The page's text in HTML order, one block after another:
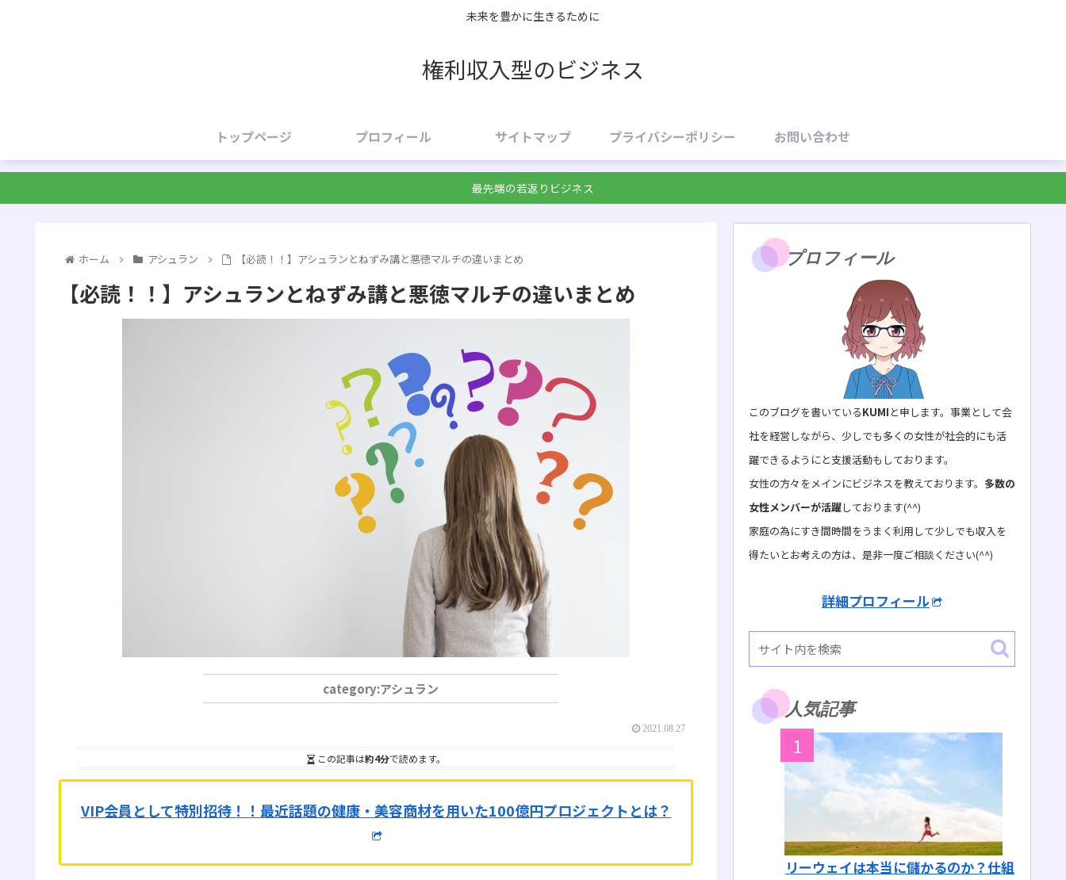
未来を豊かに生きるために
権利収入型のビジネス
トップページ プロフィール サイトマップ プライバシーポリシー お問い合わせ
最先端の若返りビジネス
ホーム アシュラン 【必読！！】アシュランとねずみ講と悪徳マルチの違いまとめ
【必読！！】アシュランとねずみ講と悪徳マルチの違いまとめ
アシュラン
2021.08.27
この記事は約4分で読めます。
VIP会員として特別招待！！ 最近話題の健康・美容商材を用いた100億円プロジェクトとは？
プロフィール
このブログを書いているKUMI と申します。事業として会
社を経営しながら、少しでも多くの女性が社会的にも活
躍できるようにと支援活動もしております。
女性の方々をメインにビジネスを教えております。 多数の
女性メンバーが活躍しております(^^)
家庭の為にすき間時間をうまく利用して少しでも収入を
得たいとお考えの方は、是非一度ご相談ください(^^)
詳細プロフィール
人気記事
リーウェイは本当に儲かるのか？仕組